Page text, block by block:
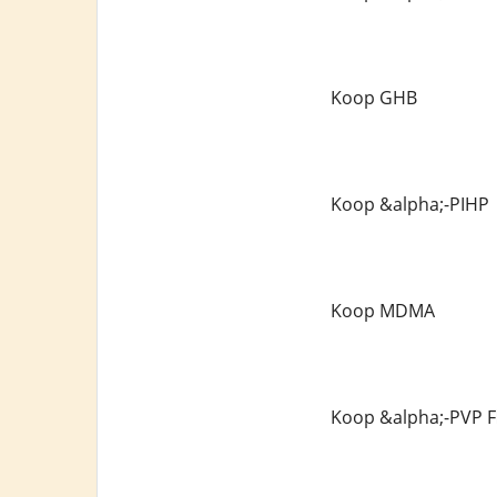
Koop GHB
Koop &alpha;-PIHP
Koop MDMA
Koop &alpha;-PVP